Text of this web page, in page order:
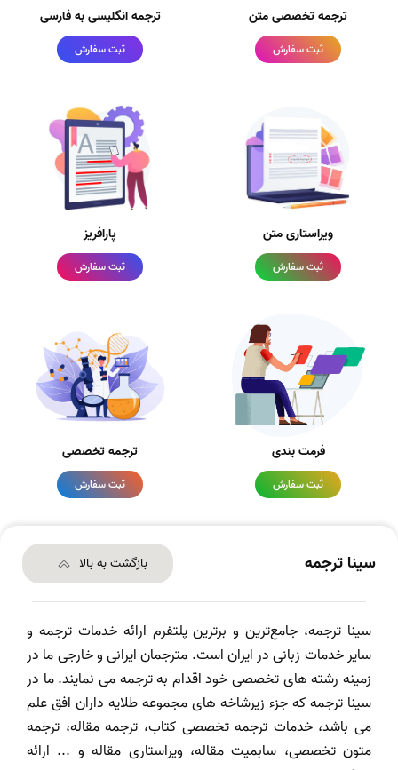
ترجمه تخصصی متن
ثبت سفارش
ترجمه انگلیسی به فارسی
ثبت سفارش
ویراستاری متن
ثبت سفارش
پارافریز
ثبت سفارش
فرمت بندی
ثبت سفارش
ترجمه تخصصی
ثبت سفارش
سینا ترجمه بازگشت به بالا
سینا ترجمه، جامع‌ترین و برترین پلتفرم ارائه خدمات ترجمه و
سایر خدمات زبانی در ایران است. مترجمان ایرانی و خارجی ما در
زمینه رشته های تخصصی خود اقدام به ترجمه می نمایند. ما در
سینا ترجمه که جزء زیرشاخه های مجموعه طلایه داران افق علم
می باشد، خدمات ترجمه تخصصی کتاب، ترجمه مقاله، ترجمه
متون تخصصی، سابمیت مقاله، ویراستاری مقاله و ... ارائه